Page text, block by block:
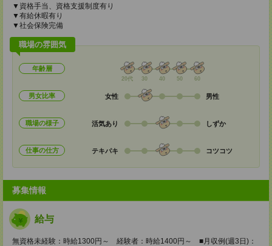
▼資格手当、資格支援制度有り
▼有給休暇有り
▼社会保険完備
職場の雰囲気
年齢層
20代 30 40 50 60
男女比率 女性 男性
職場の様子 活気あり しずか
仕事の仕方 テキパキ コツコツ
募集情報
給与
無資格未経験：時給1300円～ 経験者：時給1400円～ ■月収例(週3日)：